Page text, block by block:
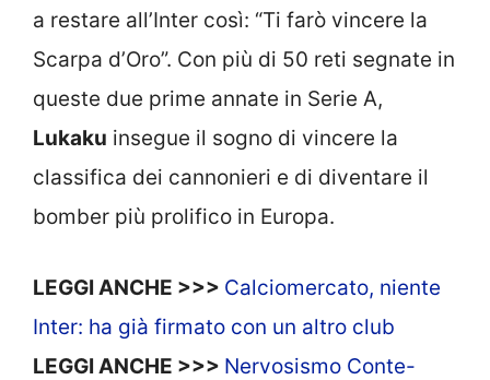
a restare all’Inter così: “Ti farò vincere la
Scarpa d’Oro”. Con più di 50 reti segnate in
queste due prime annate in Serie A,
Lukaku insegue il sogno di vincere la
classifica dei cannonieri e di diventare il
bomber più prolifico in Europa.
LEGGI ANCHE >>> Calciomercato, niente
Inter: ha già firmato con un altro club
LEGGI ANCHE >>> Nervosismo Conte-